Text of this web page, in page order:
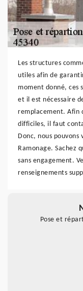
Les structures
utiles afin de
moment donné, ces
et il est nécessaire
remplacement. Afin
difficiles, il faut
Donc, nous pouvons
Ramonage. Sachez
sans engagement.
renseignements
Pose et